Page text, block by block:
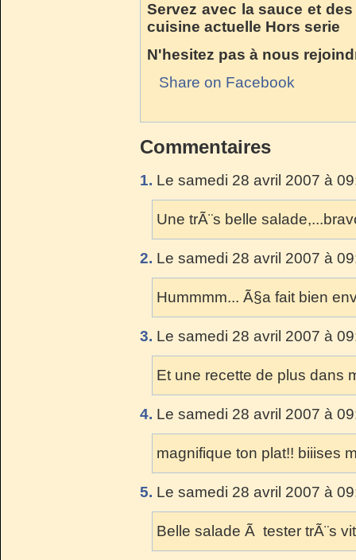
Servez avec la sauce et
cuisine actuelle Hors serie
N'hesitez pas à nous
Share on Facebook
Commentaires
1. Le samedi 28 avril 2007 à
Une trÃ¨s belle
2. Le samedi 28 avril 2007 à
Hummmm... Ã§a fait bien
3. Le samedi 28 avril 2007 à
Et une recette de plus dans
4. Le samedi 28 avril 2007 à
magnifique ton plat!! biiises
5. Le samedi 28 avril 2007 à
Belle salade Ã tester trÃ¨s